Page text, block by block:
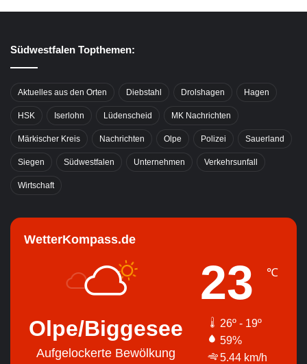
Südwestfalen Topthemen:
Aktuelles aus den Orten Diebstahl Drolshagen Hagen
HSK Iserlohn Lüdenscheid MK Nachrichten
Märkischer Kreis Nachrichten Olpe Polizei Sauerland
Siegen Südwestfalen Unternehmen Verkehrsunfall
Wirtschaft
WetterKompass.de
Olpe/Biggesee
Aufgelockerte Bewölkung
23 ℃
26º - 19º
59%
5.44 km/h